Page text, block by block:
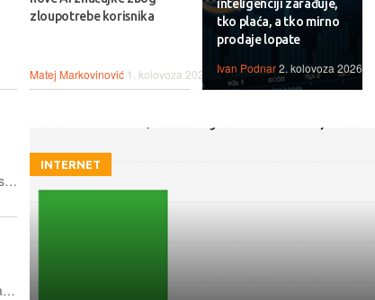
zloupotrebe korisnika
Matej Markovinović 1. kolovoza 2026.
inteligenciji zarađuje,
tko plaća, a tko mirno
prodaje lopate
Ivan Podnar2. kolovoza 2026.
Cilj je osigurati svima pravičan pristup financijskim uslugama, bez diskriminacije koja bi bila posljedica djelovanja umjetne inteligencije.
Talijansko Ministarstvo infrastrukture i prometa službeno je certificiralo napuljsku obilaznicu Tangenziale di Napoli kao prvu pametnu cestu u zemlji
INTERNET